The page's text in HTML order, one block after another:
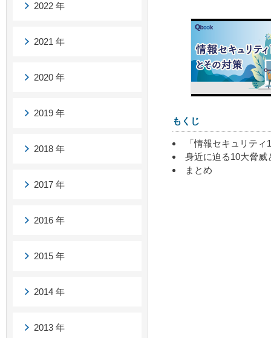
もくじ
「情報セキュリテ
身近に迫る10大脅威
まとめ
2022 年
2021 年
2020 年
2019 年
2018 年
2017 年
2016 年
2015 年
2014 年
2013 年